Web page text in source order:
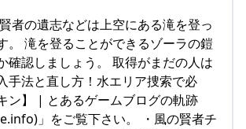
者の遺志などは上空にある滝を登っ
。 滝を登ることができるゾーラの鎧
確認しましょう。 取得がまだの人は
手法と直し方！水エリア捜索で必
ン】 | とあるゲームブログの軌跡
」をご覧下さい。 ・風の賢者チ